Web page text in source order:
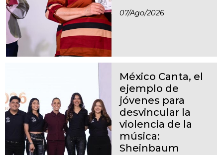
07/ago/2026
México Canta, el
ejemplo de
jóvenes para
desvincular la
violencia de la
música:
Sheinbaum